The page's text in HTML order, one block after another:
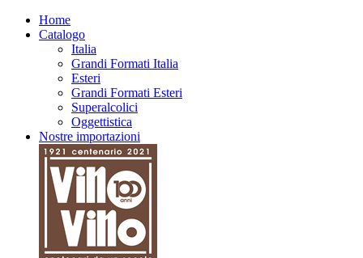
Home
Catalogo
Italia
Grandi Formati Italia
Esteri
Grandi Formati Esteri
Superalcolici
Oggettistica
Nostre importazioni